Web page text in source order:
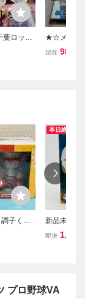
葉ロッテ
ダイ 20
★☆メガド
ト プロ野
現在 980
子くん
球＆プ
本日終了
新品未開封
ズアクショ
即決 1,914
プロ野球VA